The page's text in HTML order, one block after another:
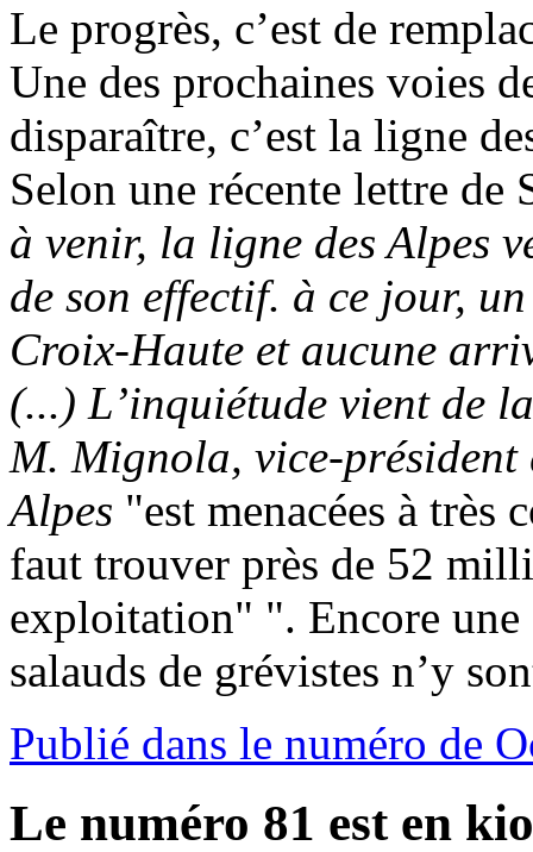
Le progrès, c’est de
Une des prochaines voies
disparaître, c’est la ligne
Selon une récente lettre de
à venir, la ligne des Alpes
de son effectif. à ce jour,
Croix-Haute et aucune
(...) L’inquiétude vient de
M. Mignola, vice-président
Alpes "est menacées à
faut trouver près de 52
exploitation" ". Encore
salauds de grévistes n’y
Publié dans le numéro de
Le numéro 81 est en